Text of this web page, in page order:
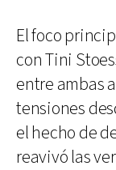
El foco
con Tini
entre ambas
tensiones
el hecho de
reavivó las